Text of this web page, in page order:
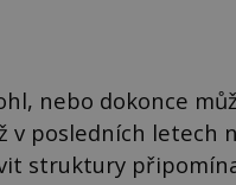
nebo dokonce
posledních letech
struktury